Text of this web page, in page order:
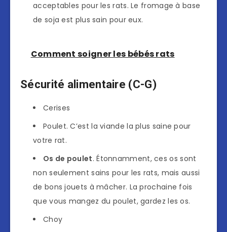
acceptables pour les rats. Le fromage à base
de soja est plus sain pour eux.
Comment soigner les bébés rats
Sécurité alimentaire (C-G)
Cerises
Poulet. C’est la viande la plus saine pour
votre rat.
Os de poulet. Étonnamment, ces os sont
non seulement sains pour les rats, mais aussi
de bons jouets à mâcher. La prochaine fois
que vous mangez du poulet, gardez les os.
Choy